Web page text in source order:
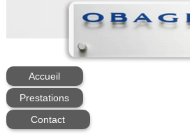
Accueil
Prestations
Contact